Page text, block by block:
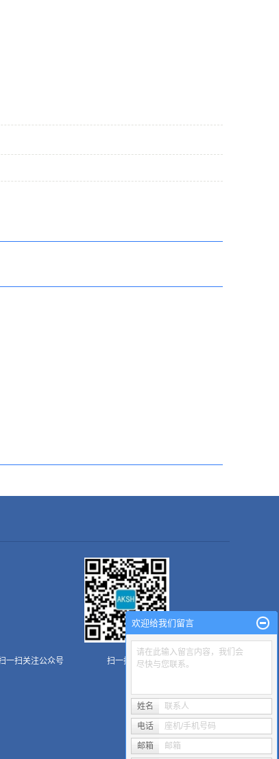
一扫关注公众号 扫一扫关注AKSH
欢迎给我们留言
请在此输入留言内容，我们会
尽快与您联系。
姓名 联系人
电话 座机/手机号码
邮箱 邮箱